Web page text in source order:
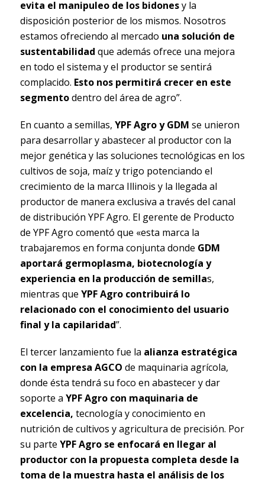
evita el manipuleo de los bidonesy la
disposición posterior de los mismos. Nosotros
estamos ofreciendo al mercado una solución de
sustentabilidad que además ofrece una mejora
en todo el sistema y el productor se sentirá
complacido. Esto nos permitirá crecer en este
segmentodentro del área de agro”.
En cuanto a semillas, YPF Agro y GDM se unieron
para desarrollar y abastecer al productor con la
mejor genética y las soluciones tecnológicas en los
cultivos de soja, maíz y trigo potenciando el
crecimiento de la marca Illinois y la llegada al
productor de manera exclusiva a través del canal
de distribución YPF Agro. El gerente de Producto
de YPF Agro comentó que «esta marca la
trabajaremos en forma conjunta donde GDM
aportará germoplasma, biotecnología y
experiencia en la producción de semillas,
mientras que YPF Agro contribuirá lo
relacionado con el conocimiento del usuario
final y la capilaridad”.
El tercer lanzamiento fue la alianza estratégica
con la empresa AGCO de maquinaria agrícola,
donde ésta tendrá su foco en abastecer y dar
soporte a YPF Agro con maquinaria de
excelencia, tecnología y conocimiento en
nutrición de cultivos y agricultura de precisión. Por
su parte YPF Agro se enfocará en llegar al
productor con la propuesta completa desde la
toma de la muestra hasta el análisis de los